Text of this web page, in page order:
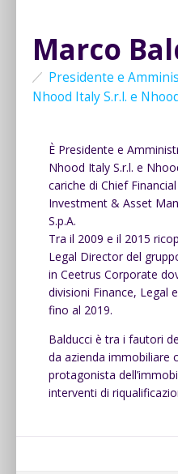
Marco
Presidente e
Nhood Italy S.r.l. e
È Presidente e
Nhood Italy S.r.l. e
cariche di Chief
Investment & Asset
S.p.A.
Tra il 2009 e il 2015
Legal Director del
in Ceetrus Corporate
divisioni Finance, Legal
fino al 2019.
Balducci è tra i fautori
da azienda immobiliare
protagonista
interventi di